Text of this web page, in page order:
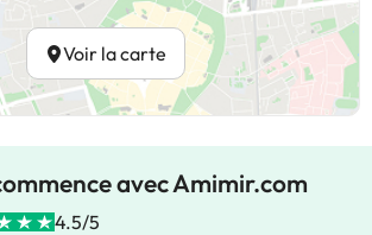
Voir la carte
avec Amimir.com
4.5/5